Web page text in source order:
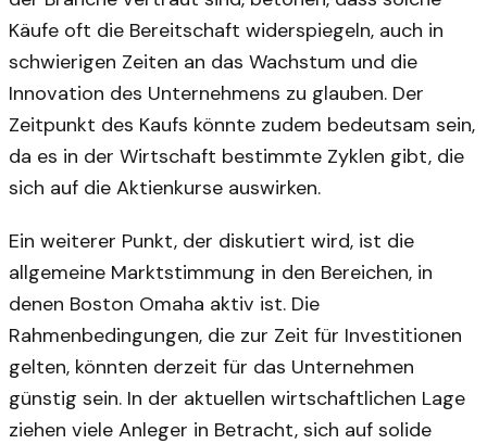
Käufe oft die Bereitschaft widerspiegeln, auch in
schwierigen Zeiten an das Wachstum und die
Innovation des Unternehmens zu glauben. Der
Zeitpunkt des Kaufs könnte zudem bedeutsam sein,
da es in der Wirtschaft bestimmte Zyklen gibt, die
sich auf die Aktienkurse auswirken.
Ein weiterer Punkt, der diskutiert wird, ist die
allgemeine Marktstimmung in den Bereichen, in
denen Boston Omaha aktiv ist. Die
Rahmenbedingungen, die zur Zeit für Investitionen
gelten, könnten derzeit für das Unternehmen
günstig sein. In der aktuellen wirtschaftlichen Lage
ziehen viele Anleger in Betracht, sich auf solide